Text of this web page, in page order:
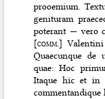
prooemium.
genituram
poterant — vero
[comm.] Valentini
Quaecunque de
quae: Hoc
Itaque hic et in
commentandique